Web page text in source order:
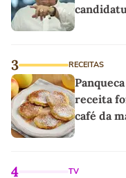
3 RECEITAS
receita
café da
4 TV